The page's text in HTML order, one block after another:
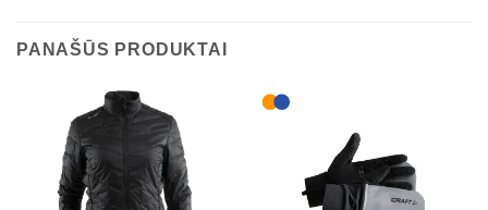
PANAŠŪS PRODUKTAI